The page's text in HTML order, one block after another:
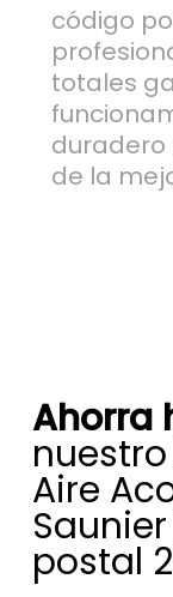
código
totales
duradero
de la
Ahorra
nuestro
Aire
postal